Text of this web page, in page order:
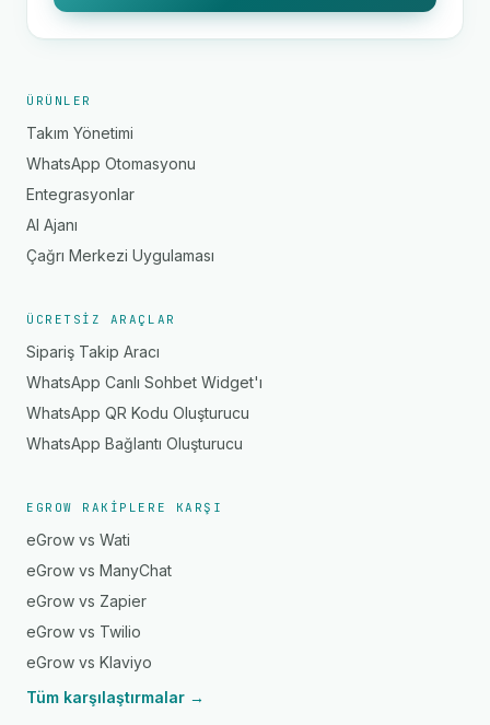
ÜRÜNLER
Takım Yönetimi
WhatsApp Otomasyonu
Entegrasyonlar
AI Ajanı
Çağrı Merkezi Uygulaması
ÜCRETSIZ ARAÇLAR
Sipariş Takip Aracı
WhatsApp Canlı Sohbet Widget'ı
WhatsApp QR Kodu Oluşturucu
WhatsApp Bağlantı Oluşturucu
EGROW RAKIPLERE KARŞI
eGrow vs Wati
eGrow vs ManyChat
eGrow vs Zapier
eGrow vs Twilio
eGrow vs Klaviyo
Tüm karşılaştırmalar →